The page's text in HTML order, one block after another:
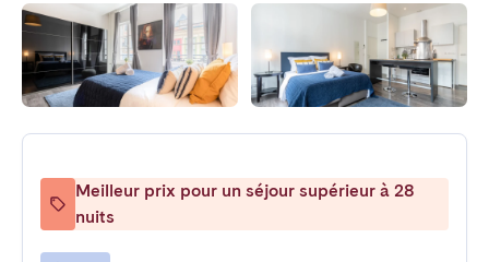
Meilleur prix pour un séjour supérieur à 28
nuits